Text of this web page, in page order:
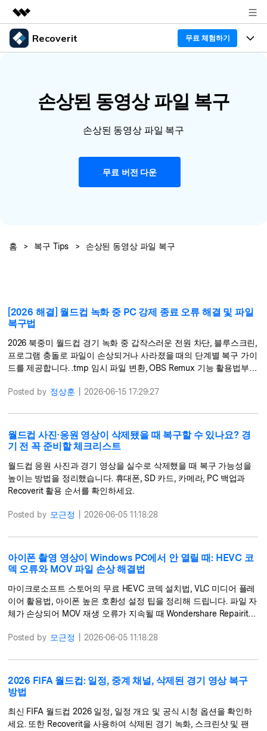
주요 제품
회사 소개
Recoverit 무료 체험하기
Recoverit - Windows 버전
선도적인 데이터 복구 전문가
리커버릿 무료 버전
무료 체험
기타 프로그램
Repairit - 데이터 복구
UBackit - 데이터 백업
디바이스 복구하기
외장 저장장치 복구
기타
리커버릿 개요
드라이브에서 복구
데이터 손실 시나리오
모든 기능 확인하기
손상된 동영상 파일 복구
손상된 동영상 파일 복구
무료 버전 다운
홈 > 복구 Tips > 손상된 동영상 파일 복구
[2026 해결] 월드컵 녹화 중 PC 강제 종료 오류 해결 및 파일
복구법
2026 북중미 월드컵 경기 녹화 중 갑작스러운 전원 차단, 블루스크린,
프로그램 충돌로 파일이 손상되거나 사라졌을 때의 단계별 복구 가이
드를 제공합니다. .tmp 임시 파일 변환, OBS Remux 기능 활용법부터
팁을 확인해 보세요.
Posted by 정상훈 2026-06-15 17:29:27
월드컵 사진·응원 영상이 삭제됐을 때 복구할 수 있나요? 경
기 전 꼭 준비할 체크리스트
월드컵 응원 사진과 경기 영상을 실수로 삭제했을 때 복구 가능성을
높이는 방법을 정리했습니다. 휴대폰, SD 카드, 카메라, PC 백업과
Recoverit 활용 순서를 확인하세요.
Posted by 모근정 2026-06-05 11:18:28
아이폰 촬영 영상이 Windows PC에서 안 열릴 때: HEVC 코
덱 오류와 MOV 파일 손상 해결법
마이크로소프트 스토어의 무료 HEVC 코덱 설치법, VLC 미디어 플레
이어 활용법, 아이폰 높은 호환성 설정 팁을 정리해 드립니다. 파일 자
체가 손상되어 MOV 재생 오류가 지속될 때 Wondershare Repairit의
Posted by 모근정 2026-06-05 11:18:28
2026 FIFA 월드컵: 일정, 중계 채널, 삭제된 경기 영상 복구
방법
최신 FIFA 월드컵 2026 일정, 일정 개요 및 공식 시청 옵션을 확인하
세요. 또한 Recoverit을 사용하여 삭제된 경기 녹화, 스크린샷 및 팬